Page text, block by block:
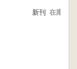
新刊 在庫なし